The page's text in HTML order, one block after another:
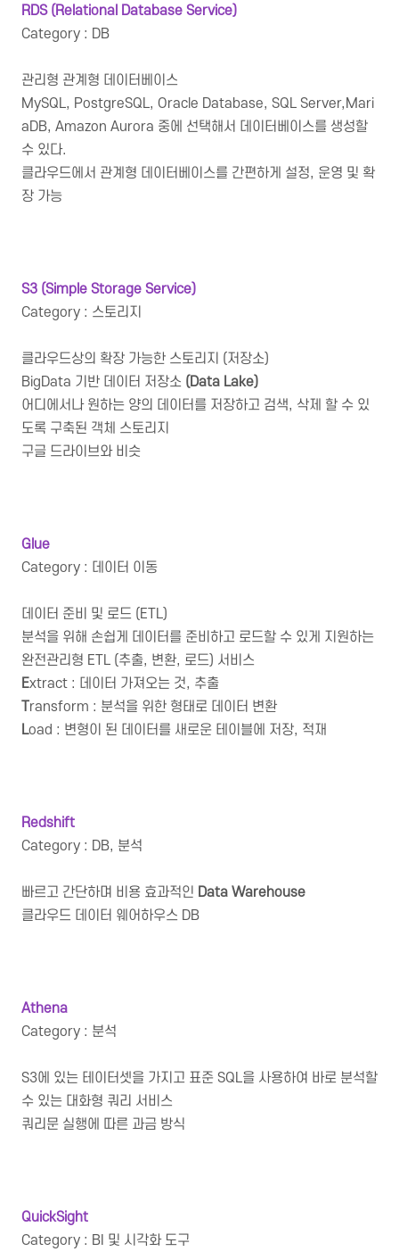
RDS (Relational Database Service)
Category : DB
관리형 관계형 데이터베이스
MySQL, PostgreSQL, Oracle Database, SQL Server,Mari
aDB, Amazon Aurora 중에 선택해서 데이터베이스를 생성할
수 있다.
클라우드에서 관계형 데이터베이스를 간편하게 설정, 운영 및 확
장 가능
S3 (Simple Storage Service)
Category : 스토리지
클라우드상의 확장 가능한 스토리지 (저장소)
BigData 기반 데이터 저장소 (Data Lake)
어디에서나 원하는 양의 데이터를 저장하고 검색, 삭제 할 수 있
도록 구축된 객체 스토리지
구글 드라이브와 비슷
Glue
Category : 데이터 이동
데이터 준비 및 로드 (ETL)
분석을 위해 손쉽게 데이터를 준비하고 로드할 수 있게 지원하는
완전관리형 ETL (추출, 변환, 로드) 서비스
Extract : 데이터 가져오는 것, 추출
Transform : 분석을 위한 형태로 데이터 변환
Load : 변형이 된 데이터를 새로운 테이블에 저장, 적재
Redshift
Category : DB, 분석
빠르고 간단하며 비용 효과적인 Data Warehouse
클라우드 데이터 웨어하우스 DB
Athena
Category : 분석
S3에 있는 테이터셋을 가지고 표준 SQL을 사용하여 바로 분석할
수 있는 대화형 쿼리 서비스
쿼리문 실행에 따른 과금 방식
QuickSight
Category : BI 및 시각화 도구